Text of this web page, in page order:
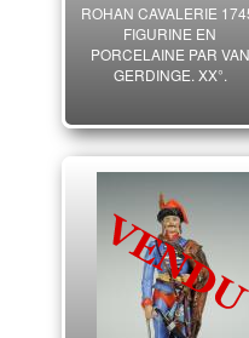
ROHAN CAVALERIE
FIGURINE EN
PORCELAINE PAR VAN
GERDINGE, XX°.